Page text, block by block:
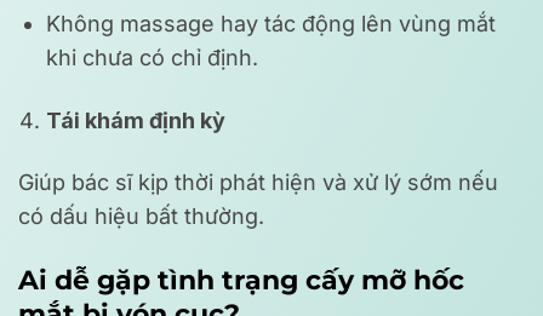
Không massage hay tác động lên vùng mắt
khi chưa có chỉ định.
Tái khám định kỳ
Giúp bác sĩ kịp thời phát hiện và xử lý sớm nếu
có dấu hiệu bất thường.
Ai dễ gặp tình trạng cấy mỡ hốc